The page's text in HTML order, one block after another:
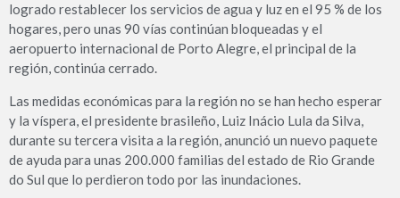
logrado restablecer los servicios de agua y luz en el 95 % de los
hogares, pero unas 90 vías continúan bloqueadas y el
aeropuerto internacional de Porto Alegre, el principal de la
región, continúa cerrado.
Las medidas económicas para la región no se han hecho esperar
y la víspera, el presidente brasileño, Luiz Inácio Lula da Silva,
durante su tercera visita a la región, anunció un nuevo paquete
de ayuda para unas 200.000 familias del estado de Rio Grande
do Sul que lo perdieron todo por las inundaciones.